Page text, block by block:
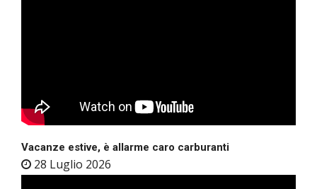
Vacanze estive, è allarme caro carburanti
28 Luglio 2026